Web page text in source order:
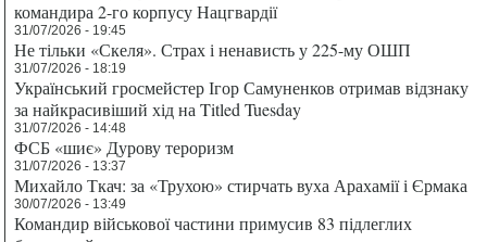
командира 2-го корпусу Нацгвардії
31/07/2026 - 19:45
Не тільки «Скеля». Страх і ненависть у 225-му ОШП
31/07/2026 - 18:19
Український гросмейстер Ігор Самуненков отримав відзнаку
за найкрасивіший хід на Titled Tuesday
31/07/2026 - 14:48
ФСБ «шиє» Дурову тероризм
31/07/2026 - 13:37
Михайло Ткач: за «Трухою» стирчать вуха Арахамії і Єрмака
30/07/2026 - 13:49
Командир військової частини примусив 83 підлеглих